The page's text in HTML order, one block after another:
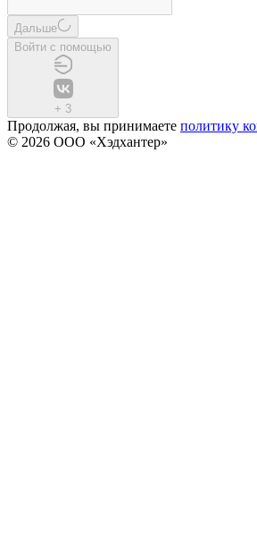
Дальше
Войти с помощью
+ 3
Продолжая, вы принимаете политику
© 2026 ООО «Хэдхантер»